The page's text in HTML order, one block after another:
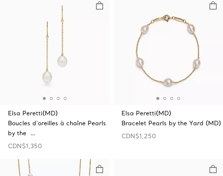
Elsa Peretti(MD)
Boucles d’oreilles à chaîne Pearls
by the …
CDN$1,350
Elsa Peretti(MD)
Bracelet Pearls by the Yard (MD)
CDN$1,250